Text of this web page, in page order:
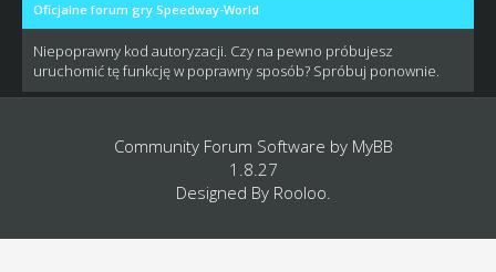
Oficjalne forum gry Speedway-World
Niepoprawny kod autoryzacji. Czy na pewno próbujesz
uruchomić tę funkcję w poprawny sposób? Spróbuj ponownie.
Community Forum Software by MyBB
1.8.27
Designed By Rooloo.